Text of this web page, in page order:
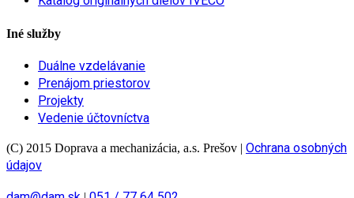
Iné služby
Duálne vzdelávanie
Prenájom priestorov
Projekty
Vedenie účtovníctva
(C) 2015 Doprava a mechanizácia, a.s. Prešov | Ochrana osobných
údajov